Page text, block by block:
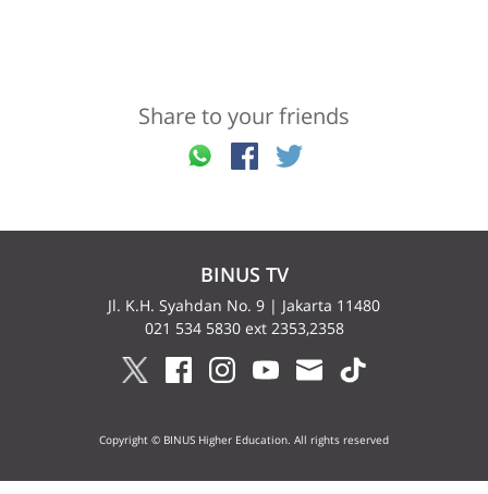
Share to your friends
BINUS TV
Jl. K.H. Syahdan No. 9 | Jakarta 11480
021 534 5830 ext 2353,2358
Copyright © BINUS Higher Education. All rights reserved